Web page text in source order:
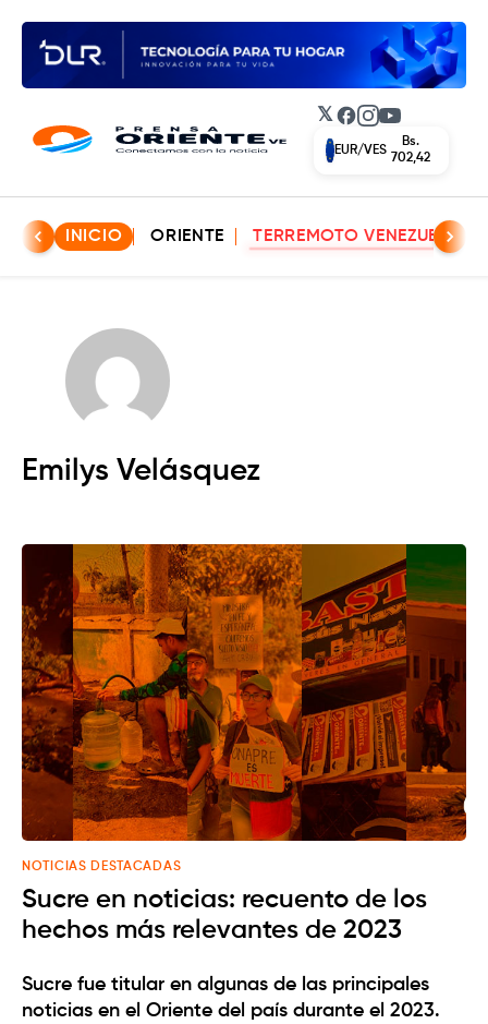
𝕏 Facebook
Instagram
YouTube
EUR/VES
Bs.
702,42
INICIO ORIENTE TERREMOTO VENEZUELA
Emilys Velásquez
NOTICIAS DESTACADAS
Sucre en noticias: recuento de los
hechos más relevantes de 2023
Sucre fue titular en algunas de las principales
noticias en el Oriente del país durante el 2023.